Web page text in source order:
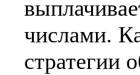
числами.
стратегии